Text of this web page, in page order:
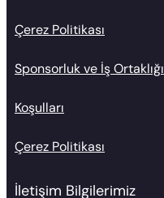
Çerez Politikası
Sponsorluk ve İş Ortaklığı
Koşulları
Çerez Politikası
İletişim Bilgilerimiz